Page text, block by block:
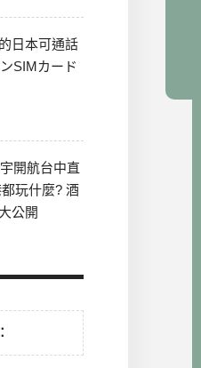
日本可通話
SIMカード
開航台中直
玩什麼? 酒
公開